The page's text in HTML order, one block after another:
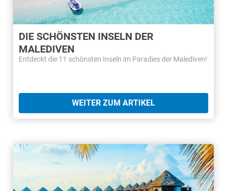
DIE SCHÖNSTEN INSELN DER
MALEDIVEN
Entdeckt die 11 schönsten Inseln im Paradies der Malediven!
WEITER ZUM ARTIKEL